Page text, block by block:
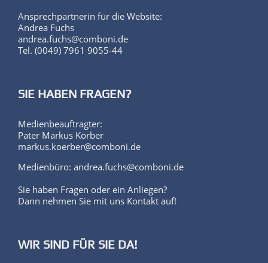
Ansprechpartnerin für die Website:
Andrea Fuchs
andrea.fuchs@comboni.de
Tel. (0049) 7961 9055-44
SIE HABEN FRAGEN?
Medienbeauftragter:
Pater Markus Körber
markus.koerber@comboni.de
Medienbüro: andrea.fuchs@comboni.de
Sie haben Fragen oder ein Anliegen?
Dann nehmen Sie mit uns Kontakt auf!
WIR SIND FÜR SIE DA!